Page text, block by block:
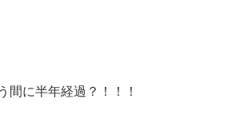
間に半年経過？！！！